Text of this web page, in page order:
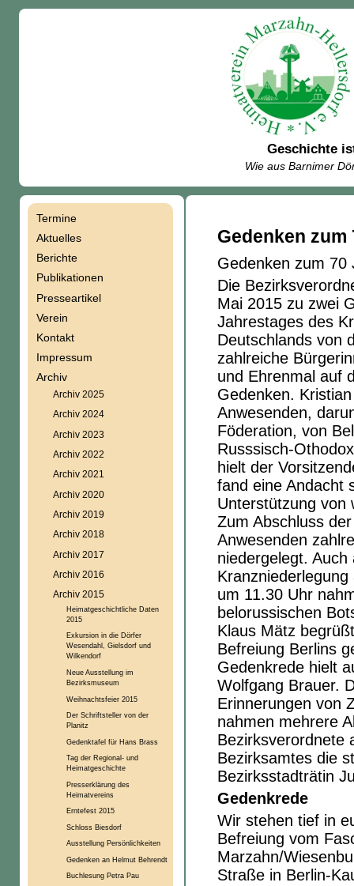
Geschichte
Wie aus Barnimer
Gedenken
Gedenken zum 70
Die
Mai 2015 zu zwei
Jahrestages des
Deutschlands von
zahlreiche
und Ehrenmal auf
Gedenken.
Anwesenden,
Föderation, von
Russsisch-
hielt der
fand eine Andacht
Unterstützung von
Zum Abschluss
Anwesenden
niedergelegt.
um 11.30 Uhr
belorussischen
Klaus Mätz
Befreiung Berlins
Gedenkrede hielt
Wolfgang Brauer.
Erinnerungen von
nahmen mehrere
Bezirksverordnete
Bezirksamtes die
Bezirksstadträtin
Gedenkrede
Wir stehen tief in
Befreiung vom
Marzahn/
Straße in Berlin-
Termine
Aktuelles
Berichte
Publikationen
Presseartikel
Verein
Kontakt
Impressum
Archiv
Archiv 2025
Archiv 2024
Archiv 2023
Archiv 2022
Archiv 2021
Archiv 2020
Archiv 2019
Archiv 2018
Archiv 2017
Archiv 2016
Archiv 2015
Heimatgeschichtliche Daten
2015
Exkursion in die Dörfer
Wesendahl, Gielsdorf und
Wilkendorf
Neue Ausstellung im
Bezirksmuseum
Weihnachtsfeier 2015
Der Schriftsteller von der
Planitz
Gedenktafel für Hans Brass
Tag der Regional- und
Heimatgeschichte
Presserklärung des
Heimatvereins
Erntefest 2015
Schloss Biesdorf
Ausstellung Persönlichkeiten
Gedenken an Helmut Behrendt
Buchlesung Petra Pau